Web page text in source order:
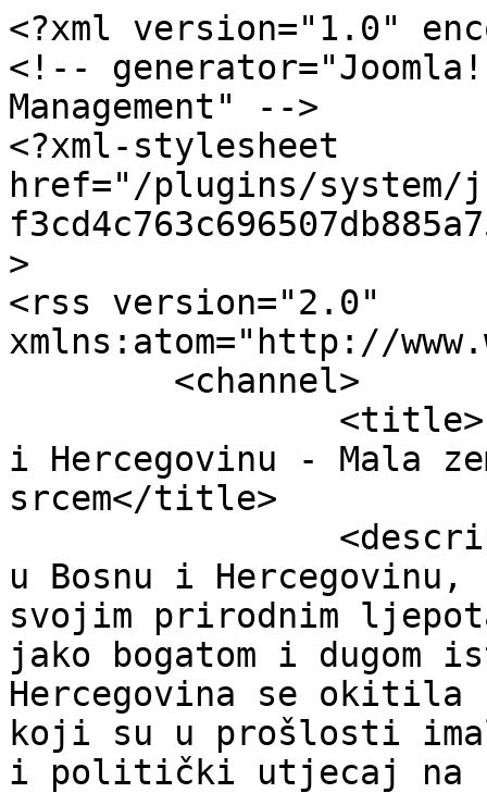
<?xml version="1.0"
<!--
Management" -->
<?xml-stylesheet
href="/plugins/system/
>
<rss version="2.0"
xmlns:atom="http://
i Hercegovinu - Mala
srcem</title>
u Bosnu i
svojim prirodnim
jako bogatom i dugom
Hercegovina se okitila
koji su u prošlosti
i politički utjecaj na